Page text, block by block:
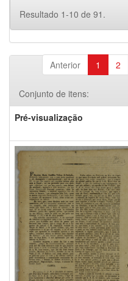
Resultado 1-10 de 91.
Anterior 1 2
Conjunto de itens:
Pré-visualização